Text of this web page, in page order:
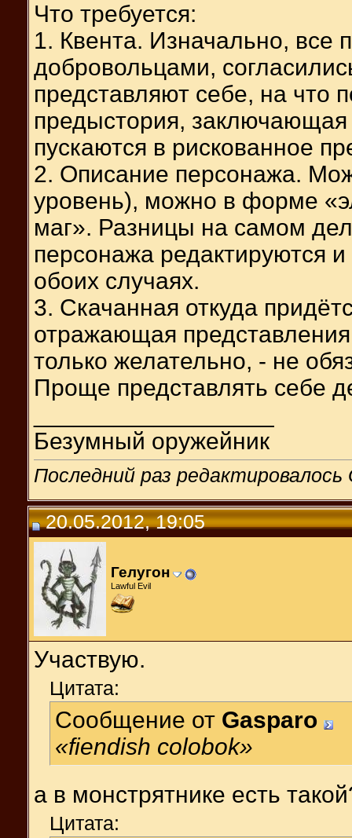
Что требуется:
1. Квента. Изначально, все
добровольцами,
представляют себе, на что
предыстория,
пускаются в рискованное
2. Описание персонажа.
уровень), можно в форме
маг». Разницы на самом
персонажа редактируются
обоих случаях.
3. Скачанная откуда
отражающая
только желательно, - не
Проще представлять себе
Безумный оружейник
Последний раз
20.05.2012, 19:05
Гелугон
Lawful Evil
Участвую.
Цитата:
Сообщение от Gasparo
«fiendish colobok»
а в монстрятнике есть
Цитата: